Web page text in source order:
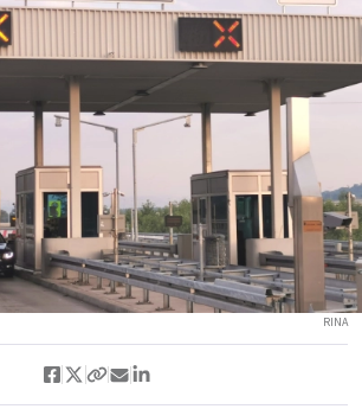
RINA